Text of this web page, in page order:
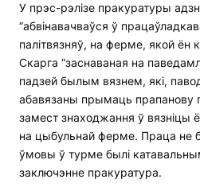
У прэс-рэлізе пракуратуры
“абвінавачваўся ў
палітвязняў, на ферме, якой ён
Скарга “заснаваная на
падзей былым вязнем, які,
абавязаны прымаць прапанову
замест знаходжання ў вязніцы
на цыбульнай ферме. Праца не
ўмовы ў турме былі
заключэнне пракуратура.